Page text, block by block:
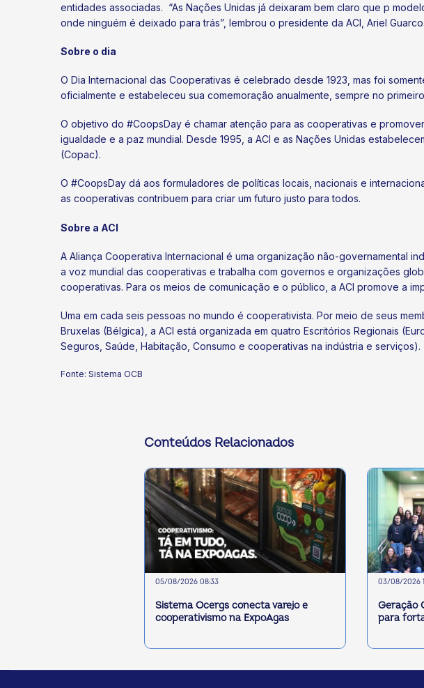
entidades associadas. “As Nações Unidas já deixaram bem claro que p
onde ninguém é deixado para trás”, lembrou o presidente da ACI, Ariel Guarco.
Sobre o dia
O Dia Internacional das Cooperativas é celebrado desde 1923, mas foi
oficialmente e estabeleceu sua comemoração anualmente, sempre no
O objetivo do #CoopsDay é chamar atenção para as cooperativas e
igualdade e a paz mundial. Desde 1995, a ACI e as Nações Unidas
(Copac).
O #CoopsDay dá aos formuladores de políticas locais, nacionais e
as cooperativas contribuem para criar um futuro justo para todos.
Sobre a ACI
A Aliança Cooperativa Internacional é uma organização não-governamental
a voz mundial das cooperativas e trabalha com governos e organizações
cooperativas. Para os meios de comunicação e o público, a ACI promove a
Uma em cada seis pessoas no mundo é cooperativista. Por meio de seus
Bruxelas (Bélgica), a ACI está organizada em quatro Escritórios Regionais
Seguros, Saúde, Habitação, Consumo e cooperativas na indústria e serviços).
Fonte: Sistema OCB
Conteúdos Relacionados
05/08/2026 08:33
Sistema Ocergs conecta varejo e
cooperativismo na ExpoAgas
03/08/2026
Geração
para